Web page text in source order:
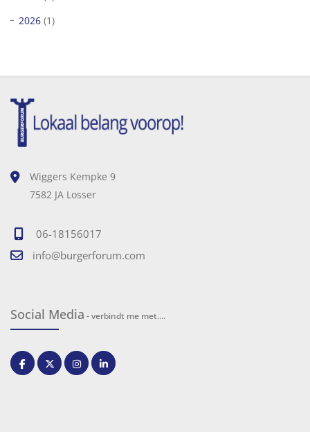
2026 (1)
Wiggers Kempke 9
7582 JA Losser
06-18156017
info@burgerforum.com
Social Media - verbindt me met....